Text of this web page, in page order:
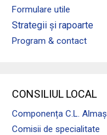
Formulare utile
Strategii și rapoarte
Program & contact
CONSILIUL LOCAL
Componența C.L. Almaș
Comisii de specialitate